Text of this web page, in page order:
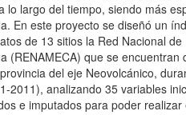
lo largo del tiempo, siendo más
En este proyecto se diseñó un
de 13 sitios la Red Nacional
(RENAMECA) que se encuentran
del eje Neovolcánico,
2011), analizando 35 variables
e imputados para poder